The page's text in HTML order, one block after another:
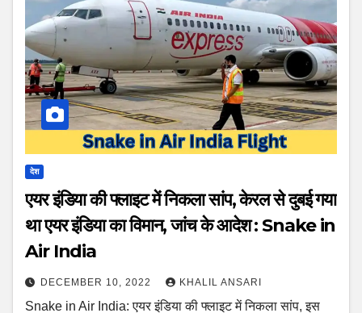
देश
एयर इंडिया की फ्लाइट में निकला सांप, केरल से दुबई गया
था एयर इंडिया का विमान, जांच के आदेश : Snake in
Air India
DECEMBER 10, 2022 KHALIL ANSARI
Snake in Air India: एयर इंडिया की फ्लाइट में निकला सांप, इस